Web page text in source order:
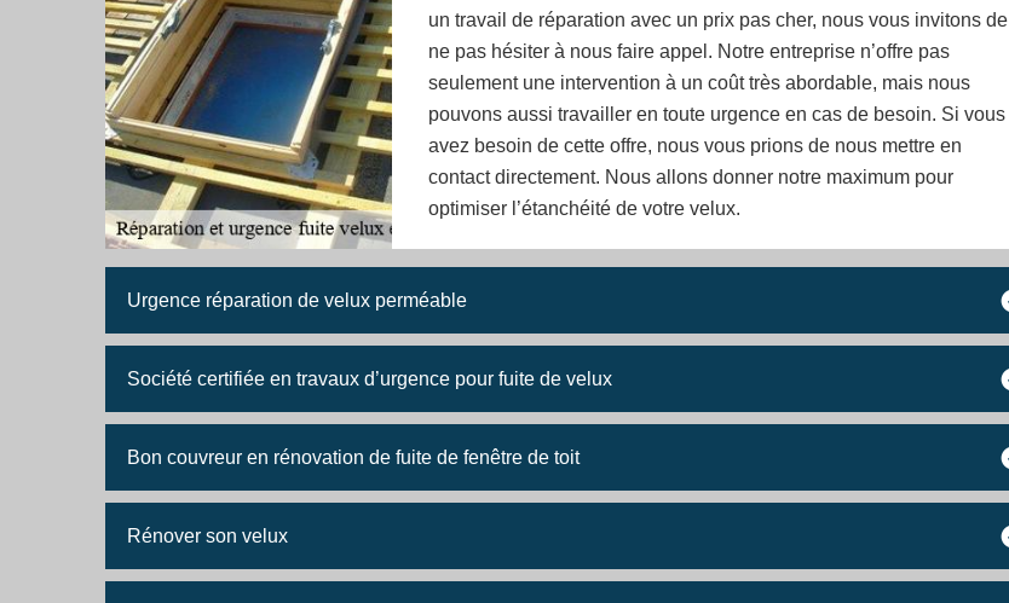
un travail de réparation avec un prix pas cher, nous vous invitons de
ne pas hésiter à nous faire appel. Notre entreprise n’offre pas
seulement une intervention à un coût très abordable, mais nous
pouvons aussi travailler en toute urgence en cas de besoin. Si vous
avez besoin de cette offre, nous vous prions de nous mettre en
contact directement. Nous allons donner notre maximum pour
optimiser l’étanchéité de votre velux.
Urgence réparation de velux perméable
Société certifiée en travaux d’urgence pour fuite de velux
Bon couvreur en rénovation de fuite de fenêtre de toit
Rénover son velux